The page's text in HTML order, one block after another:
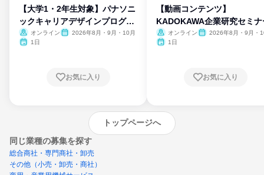
【大学1・2年生対象】パナソニ
ックキャリアデザインプログラ
ム
オンライン
2026年8月・9月・10月
1日
お気に入り
【動画コンテンツ】
KADOKAWA企業研究セミナ
オンライン
2026年8月・9月・
1日
お気に入り
トップページへ
同じ業種の募集を探す
総合商社・専門商社・卸売
その他（小売・卸売・商社）